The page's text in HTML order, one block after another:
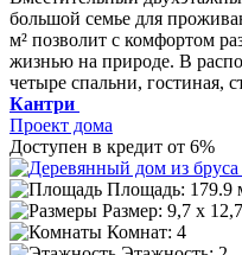
большой семье для
м² позволит с комфортом
жизнью на природе. В
четыре спальни, гостиная,
Кантри
Проект дома
Доступен в кредит от 6%
Площадь: 179.9
Размер: 9,7 х
Комнат: 4